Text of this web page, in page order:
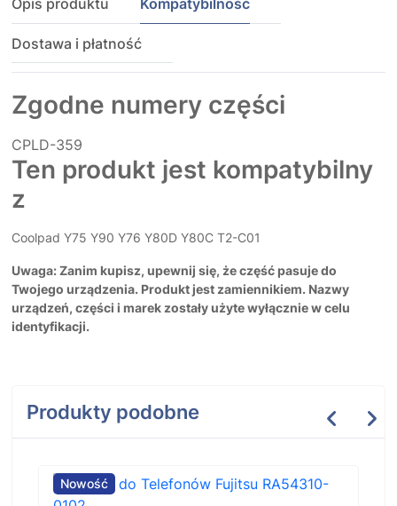
Opis produktu Kompatybilność
Dostawa i płatność
Zgodne numery części
CPLD-359
Ten produkt jest kompatybilny
z
Coolpad Y75 Y90 Y76 Y80D Y80C T2-C01
Uwaga: Zanim kupisz, upewnij się, że część pasuje do
Twojego urządzenia. Produkt jest zamiennikiem. Nazwy
urządzeń, części i marek zostały użyte wyłącznie w celu
identyfikacji.
Produkty podobne
Nowość